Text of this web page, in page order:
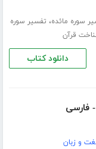
سوره مائده، تفسیر سوره
قرآن
دانلود کتاب
- فارسی
و زبان